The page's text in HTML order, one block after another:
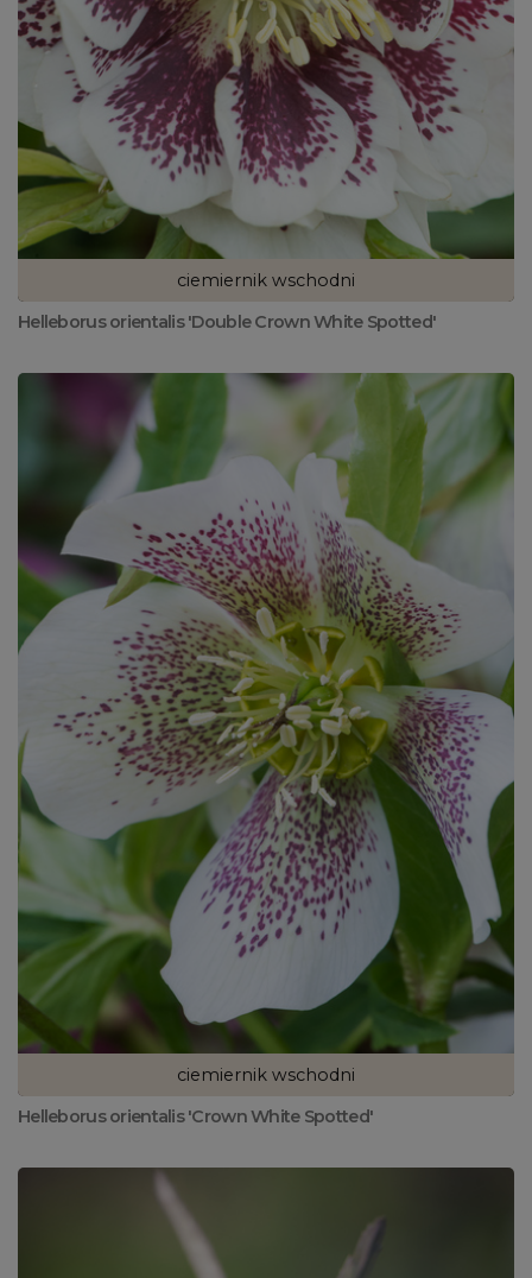
ciemiernik wschodni
Helleborus orientalis 'Double Crown White Spotted'
ciemiernik wschodni
Helleborus orientalis 'Crown White Spotted'